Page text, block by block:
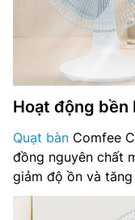
Kích thước quạt
Trọng lượng: 2.4 kg
Nơi sản xuất: Việt
Năm ra mắt: 2024
Hoạt động bền
Quạt bàn Comfee
đồng nguyên chất
giảm độ ồn và